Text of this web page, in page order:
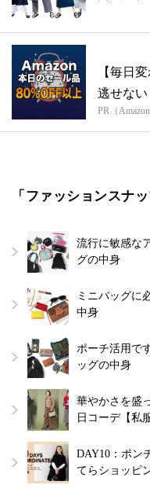
【毎日
逃せない
PR（Amazon
「ファッションスナ
流行に敏感な
グの中身
ミニバッグに
中身
ポーチ活用で
ッグの中身
華やかさを盛
日コーデ【私
DAY10：ポン
てらショッピ